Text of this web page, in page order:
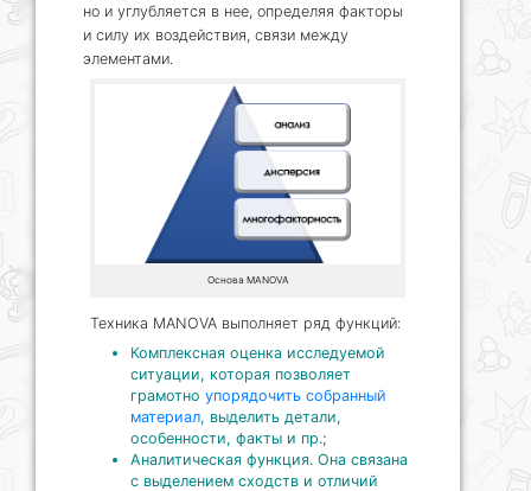
но и углубляется в нее, определяя факторы
и силу их воздействия, связи между
элементами.
Основа MANOVA
Техника MANOVA выполняет ряд функций:
Комплексная оценка исследуемой
ситуации, которая позволяет
грамотно упорядочить собранный
материал, выделить детали,
особенности, факты и пр.;
Аналитическая функция. Она связана
с выделением сходств и отличий